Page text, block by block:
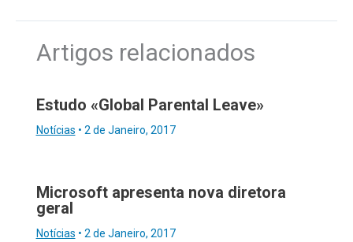
Artigos relacionados
Estudo «Global Parental Leave»
Notícias • 2 de Janeiro, 2017
Microsoft apresenta nova diretora
geral
Notícias • 2 de Janeiro, 2017